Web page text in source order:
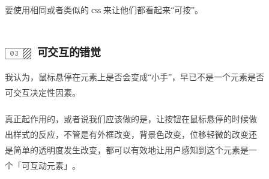
要使用相同或者类似的 css 来让他们都看起来“可按”。
可交互的错觉
我认为，鼠标悬停在元素上是否会变成“小手”，早已不是一个元素是否
可交互决定性因素。
真正起作用的，或者说我们应该做的是，让按钮在鼠标悬停的时候做
出样式的反应，不管是有外框改变，背景色改变，位移轻微的改变还
是简单的透明度发生改变，都可以有效地让用户感知到这个元素是一
个「可互动元素」。